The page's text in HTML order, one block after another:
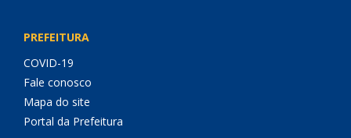
PREFEITURA
COVID-19
Fale conosco
Mapa do site
Portal da Prefeitura